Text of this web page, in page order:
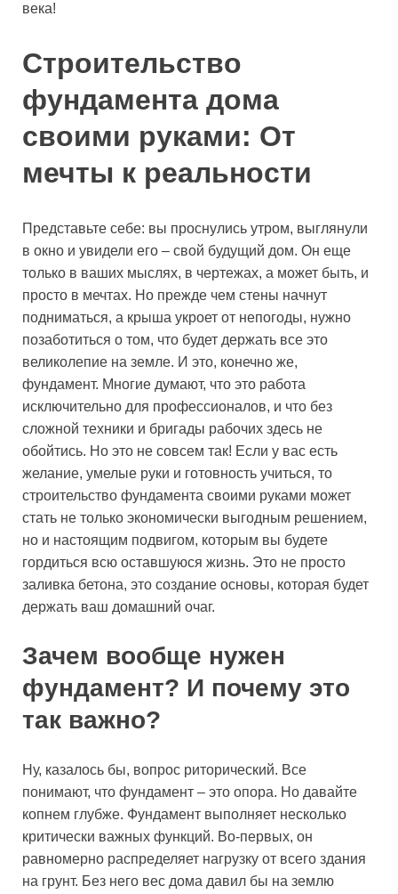
века!
Строительство
фундамента дома
своими руками: От
мечты к реальности
Представьте себе: вы проснулись утром, выглянули
в окно и увидели его – свой будущий дом. Он еще
только в ваших мыслях, в чертежах, а может быть, и
просто в мечтах. Но прежде чем стены начнут
подниматься, а крыша укроет от непогоды, нужно
позаботиться о том, что будет держать все это
великолепие на земле. И это, конечно же,
фундамент. Многие думают, что это работа
исключительно для профессионалов, и что без
сложной техники и бригады рабочих здесь не
обойтись. Но это не совсем так! Если у вас есть
желание, умелые руки и готовность учиться, то
строительство фундамента своими руками может
стать не только экономически выгодным решением,
но и настоящим подвигом, которым вы будете
гордиться всю оставшуюся жизнь. Это не просто
заливка бетона, это создание основы, которая будет
держать ваш домашний очаг.
Зачем вообще нужен
фундамент? И почему это
так важно?
Ну, казалось бы, вопрос риторический. Все
понимают, что фундамент – это опора. Но давайте
копнем глубже. Фундамент выполняет несколько
критически важных функций. Во-первых, он
равномерно распределяет нагрузку от всего здания
на грунт. Без него вес дома давил бы на землю